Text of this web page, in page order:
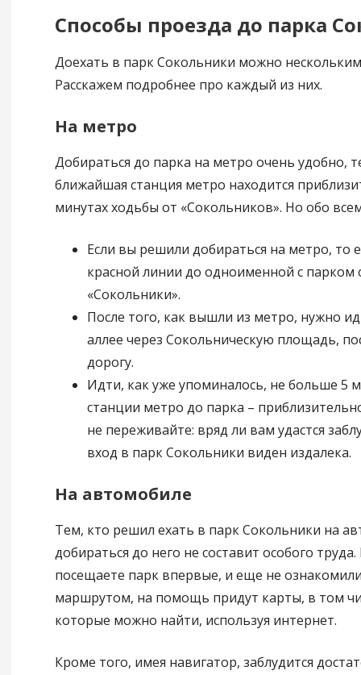
Способы проезда до парка
Доехать в парк Сокольники можно
Расскажем подробнее про каждый из них.
На метро
Добираться до парка на метро очень удобно,
ближайшая станция метро находится
минутах ходьбы от «Сокольников». Но обо
Если вы решили добираться на метро, то
красной линии до одноименной с парком
«Сокольники».
После того, как вышли из метро, нужно
аллее через Сокольническую площадь,
дорогу.
Идти, как уже упоминалось, не больше 5
станции метро до парка –
не переживайте: вряд ли вам удастся
вход в парк Сокольники виден издалека.
На автомобиле
Тем, кто решил ехать в парк Сокольники на
добираться до него не составит особого
посещаете парк впервые, и еще не
маршрутом, на помощь придут карты, в том
которые можно найти, используя интернет.
Кроме того, имея навигатор, заблудится